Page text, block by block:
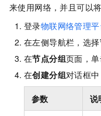
来使用网络，并且可以
登录物联网络管理
在左侧导航栏，选择
在节点分组页面，
在创建分组对话框
参数 说